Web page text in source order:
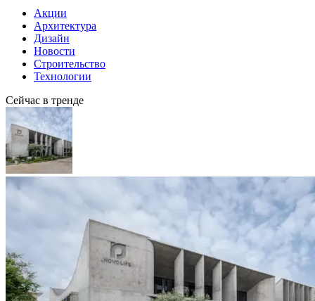
Акции
Архитектура
Дизайн
Новости
Строительство
Технологии
Сейчас в тренде